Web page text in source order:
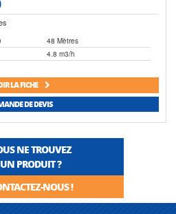
48 Mètres
4.8 m3/h
LA FICHE
DE DEVIS
NE TROUVEZ
PRODUIT ?
NOUS !